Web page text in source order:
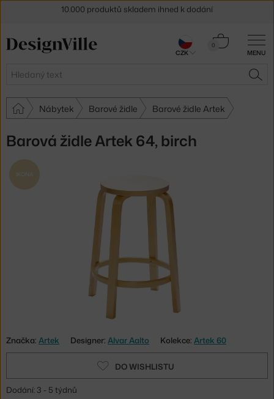
MENU
Hledat
0
Košík
Nábytek Barové židle Barové židle Artek
Barová židle Artek 64, birch
IKONA
Značka: Artek Designer: Alvar Aalto Kolekce: Artek 60
DO WISHLISTU
Dodání: 3 - 5 týdnů
30 dní na vrácení zboží
CZK